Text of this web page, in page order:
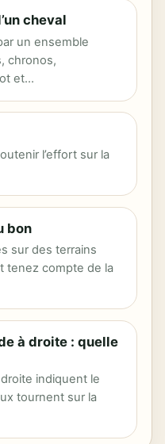
cheval
un ensemble
chronos,
et…
l’effort sur la
bon
sur des terrains
tenez compte de la
à droite : quelle
indiquent le
tournent sur la